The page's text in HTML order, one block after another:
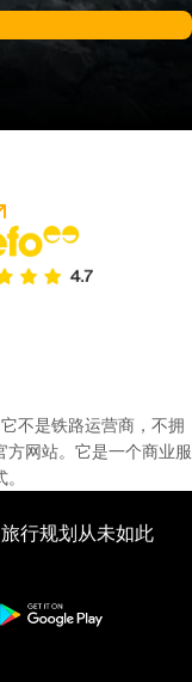
不是铁路运营商，不拥
方网站。它是一个商业服
行规划从未如此